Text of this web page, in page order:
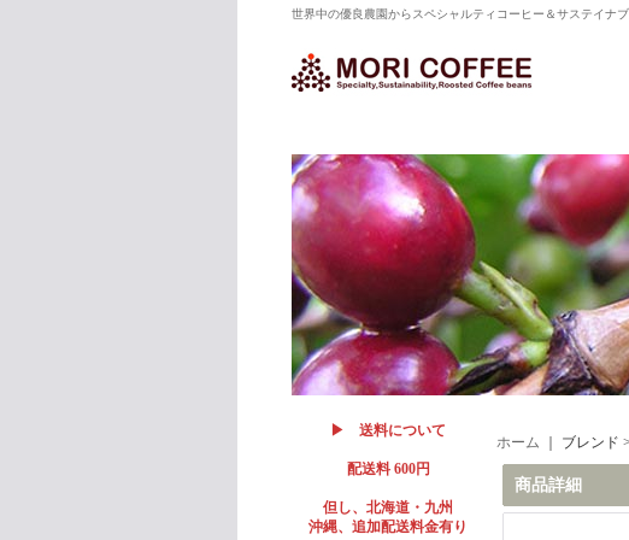
世界中の優良農園からスペシャルティコーヒー＆サステイナ
▶ 送料について
配送料 600円
但し、北海道・九州
沖縄、追加配送料金有り
ホーム ｜ ブレンド >
商品詳細